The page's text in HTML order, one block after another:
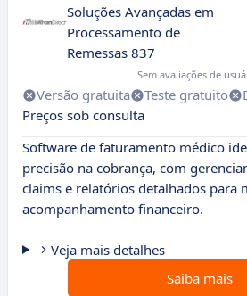
Soluções Avançadas em
Processamento de
Remessas 837
Sem avaliações de
Versão gratuita Teste gratuito
Preços sob consulta
Software de faturamento médico
precisão na cobrança, com
claims e relatórios detalhados para
acompanhamento financeiro.
Veja mais detalhes
Saiba mais